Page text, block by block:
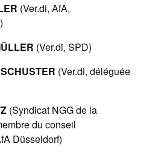
(Ver.di, AfA,
(Ver.di, SPD)
(Ver.di, déléguée
(Syndicat NGG de la
du conseil
Düsseldorf)